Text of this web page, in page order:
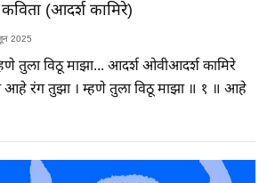
(आदर्श कामिरे)
2025
तुला विठू माझा... आदर्श ओवीआदर्श कामिरे
आहे रंग तुझा । म्हणे तुला विठू माझा ॥ १ ॥ आहे